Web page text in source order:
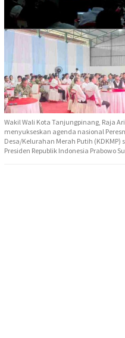
Wakil Wali Kota Tanjungpinang, Raja
menyukseskan agenda nasional
Desa/Kelurahan Merah Putih
Presiden Republik Indonesia Prabowo